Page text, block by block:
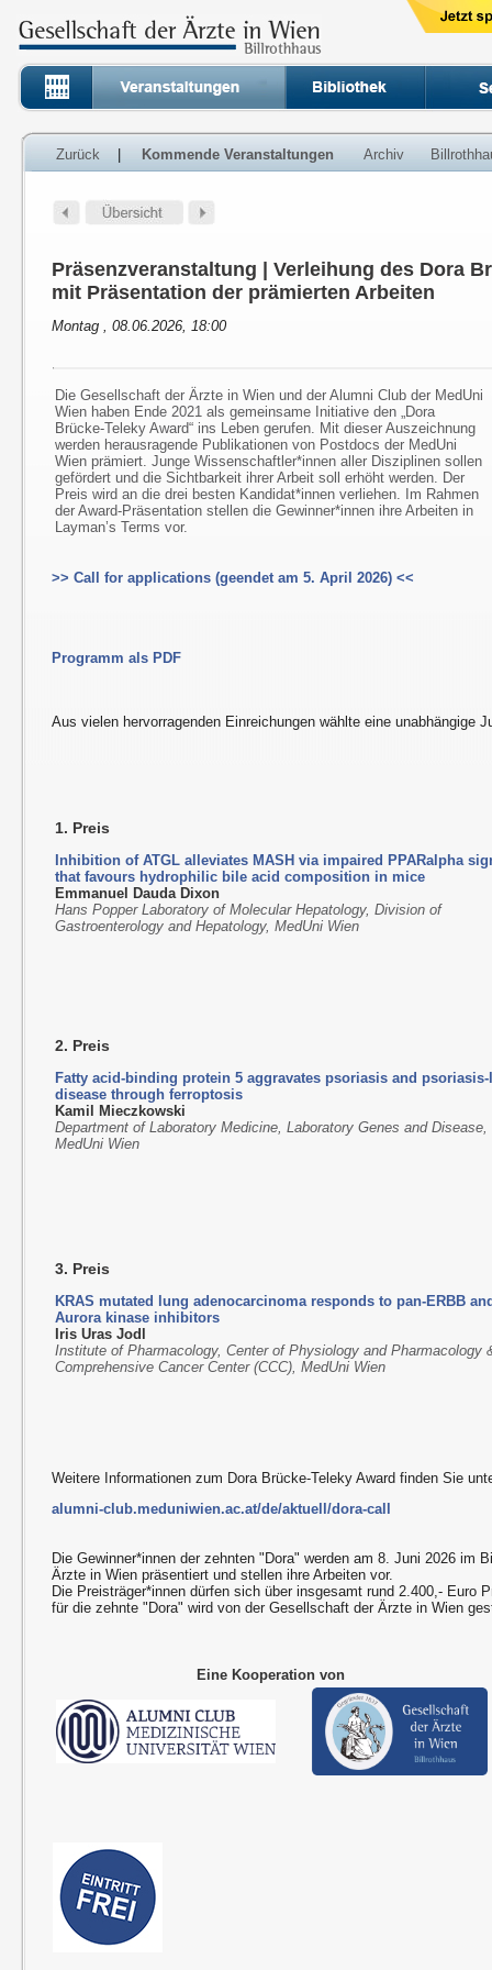
Zurück Kommende Veranstaltungen Archiv
Präsenzveranstaltung | Verleihung des Dora
mit Präsentation der prämierten Arbeiten
Montag , 08.06.2026, 18:00
Die Gesellschaft der Ärzte in Wien und der Alumni Club der MedUni
Wien haben Ende 2021 als gemeinsame Initiative den „Dora
Brücke-Teleky Award“ ins Leben gerufen. Mit dieser Auszeichnung
werden herausragende Publikationen von Postdocs der MedUni
Wien prämiert. Junge Wissenschaftler*innen aller Disziplinen sollen
gefördert und die Sichtbarkeit ihrer Arbeit soll erhöht werden. Der
Preis wird an die drei besten Kandidat*innen verliehen. Im Rahmen
der Award-Präsentation stellen die Gewinner*innen ihre Arbeiten in
Layman’s Terms vor.
>> Call for applications (geendet am 5. April 2026) <<
Programm als PDF
Aus vielen hervorragenden Einreichungen wählte eine unabhängige
1. Preis
Inhibition of ATGL alleviates MASH via impaired PPARalpha
that favours hydrophilic bile acid composition in mice
Emmanuel Dauda Dixon
Hans Popper Laboratory of Molecular Hepatology, Division of
Gastroenterology and Hepatology, MedUni Wien
2. Preis
Fatty acid-binding protein 5 aggravates psoriasis and
disease through ferroptosis
Kamil Mieczkowski
Department of Laboratory Medicine, Laboratory Genes and Disease,
MedUni Wien
3. Preis
KRAS mutated lung adenocarcinoma responds to pan-ERBB
Aurora kinase inhibitors
Iris Uras Jodl
Institute of Pharmacology, Center of Physiology and Pharmacology
Comprehensive Cancer Center (CCC), MedUni Wien
Weitere Informationen zum Dora Brücke-Teleky Award finden Sie
alumni-club.meduniwien.ac.at/de/aktuell/dora-call
Die Gewinner*innen der zehnten "Dora" werden am 8. Juni 2026 im
Ärzte in Wien präsentiert und stellen ihre Arbeiten vor.
Die Preisträger*innen dürfen sich über insgesamt rund 2.400,- Euro
für die zehnte "Dora" wird von der Gesellschaft der Ärzte in Wien
Eine Kooperation von